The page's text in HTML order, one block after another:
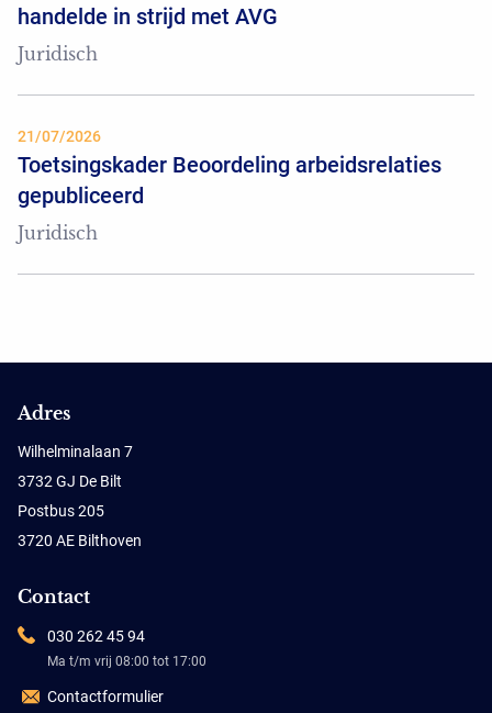
handelde in strijd met AVG
Juridisch
21/07/2026
Toetsingskader Beoordeling arbeidsrelaties
gepubliceerd
Juridisch
Adres
Wilhelminalaan 7
3732 GJ De Bilt
Postbus 205
3720 AE Bilthoven
Contact
030 262 45 94
Ma t/m vrij 08:00 tot 17:00
Contactformulier